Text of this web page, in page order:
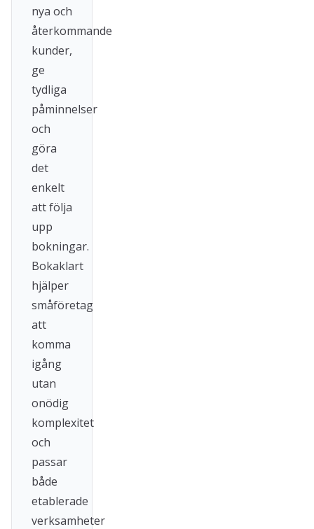
nya och
återkommande
kunder,
ge
tydliga
påminnelser
och
göra
det
enkelt
att följa
upp
bokningar.
Bokaklart
hjälper
småföretag
att
komma
igång
utan
onödig
komplexitet
och
passar
både
etablerade
verksamheter